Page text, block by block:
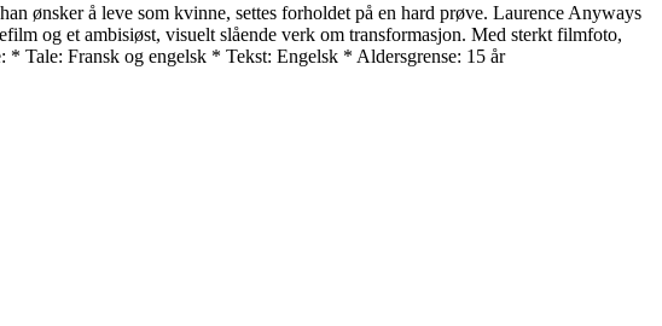
ønsker å leve som kvinne, settes forholdet på en hard prøve. Laurence Anyways
og et ambisiøst, visuelt slående verk om transformasjon. Med sterkt filmfoto,
Tale: Fransk og engelsk * Tekst: Engelsk * Aldersgrense: 15 år